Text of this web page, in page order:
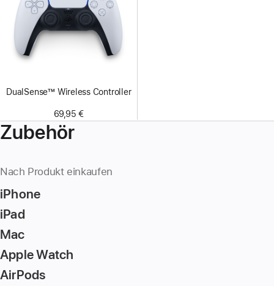
DualSense™ Wireless Controller
69,95 €
Zubehör
Nach Produkt einkaufen
iPhone
iPad
Mac
Apple Watch
AirPods